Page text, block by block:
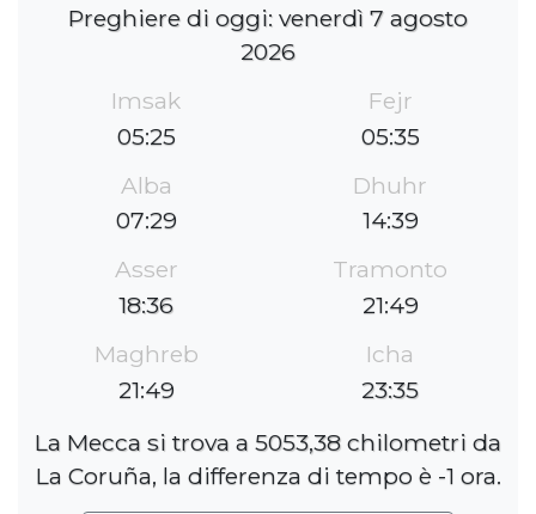
Preghiere di oggi: venerdì 7 agosto
2026
Imsak
05:25
Fejr
05:35
Alba
07:29
Dhuhr
14:39
Asser
18:36
Tramonto
21:49
Maghreb
21:49
Icha
23:35
La Mecca si trova a 5053,38 chilometri da
La Coruña, la differenza di tempo è -1 ora.